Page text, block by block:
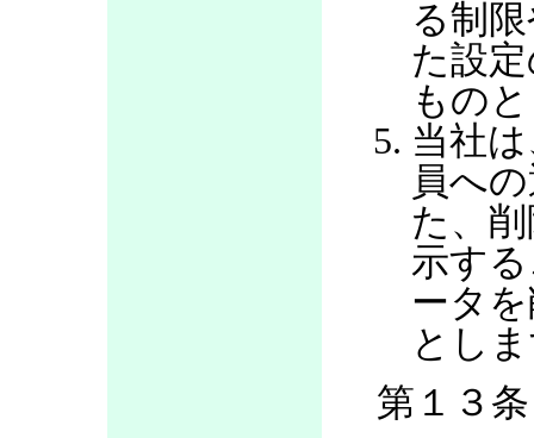
る制
た設
もの
当社
員へ
た、
示す
ータ
とし
第１３